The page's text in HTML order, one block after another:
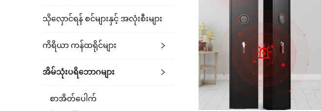
သိုလှောင်ရန် စင်များနှင့် အလုံးစီးများ
ကိရိယာ ကန်ထရိုင်များ
အိမ်သုံးပရိဘောဂများ
စာအိတ်ပေါက်